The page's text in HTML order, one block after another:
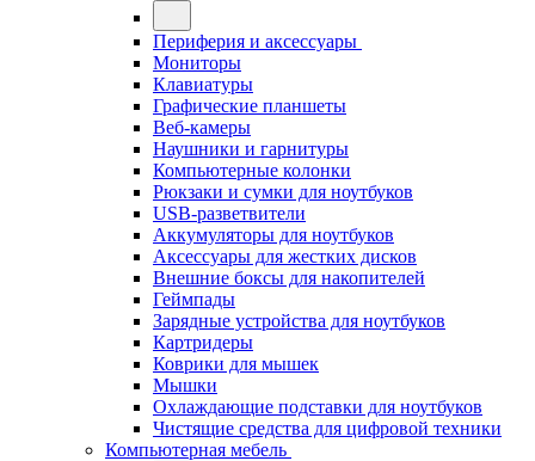
Периферия и аксессуары
Мониторы
Клавиатуры
Графические планшеты
Веб-камеры
Наушники и гарнитуры
Компьютерные колонки
Рюкзаки и сумки для ноутбуков
USB-разветвители
Аккумуляторы для ноутбуков
Аксессуары для жестких дисков
Внешние боксы для накопителей
Геймпады
Зарядные устройства для ноутбуков
Картридеры
Коврики для мышек
Мышки
Охлаждающие подставки для ноутбуков
Чистящие средства для цифровой техники
Компьютерная мебель